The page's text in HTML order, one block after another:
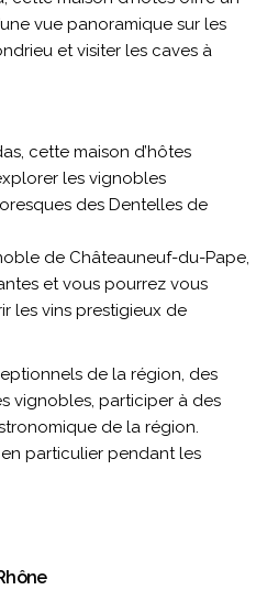
vue panoramique sur les
et visiter les caves à
cette maison d’hôtes
les vignobles
des Dentelles de
de Châteauneuf-du-Pape,
et vous pourrez vous
les vins prestigieux de
de la région, des
vignobles, participer à des
de la région.
particulier pendant les